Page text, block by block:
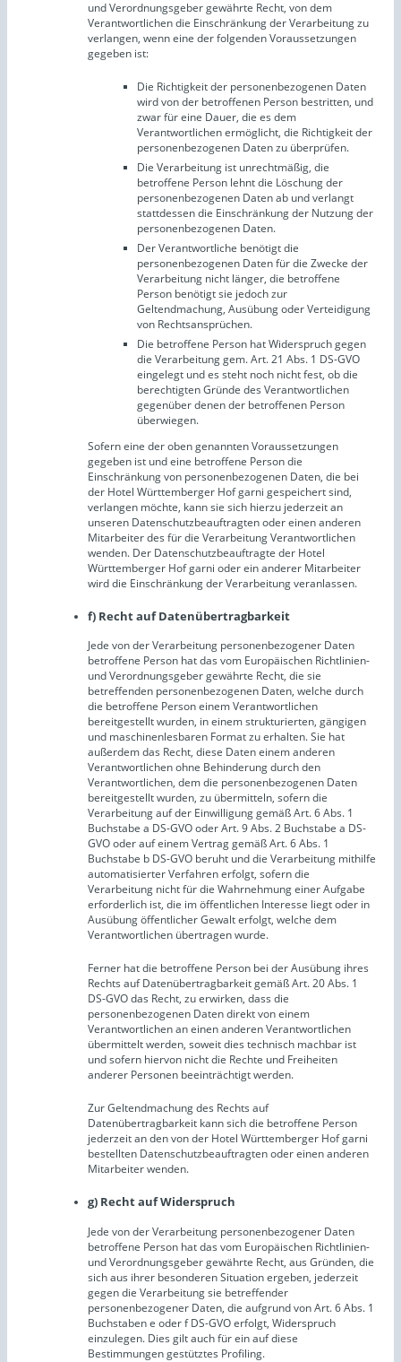
und Verordnungsgeber gewährte Recht, von dem
Verantwortlichen die Einschränkung der Verarbeitung zu
verlangen, wenn eine der folgenden Voraussetzungen
gegeben ist:
Die Richtigkeit der personenbezogenen Daten
wird von der betroffenen Person bestritten, und
zwar für eine Dauer, die es dem
Verantwortlichen ermöglicht, die Richtigkeit der
personenbezogenen Daten zu überprüfen.
Die Verarbeitung ist unrechtmäßig, die
betroffene Person lehnt die Löschung der
personenbezogenen Daten ab und verlangt
stattdessen die Einschränkung der Nutzung der
personenbezogenen Daten.
Der Verantwortliche benötigt die
personenbezogenen Daten für die Zwecke der
Verarbeitung nicht länger, die betroffene
Person benötigt sie jedoch zur
Geltendmachung, Ausübung oder Verteidigung
von Rechtsansprüchen.
Die betroffene Person hat Widerspruch gegen
die Verarbeitung gem. Art. 21 Abs. 1 DS-GVO
eingelegt und es steht noch nicht fest, ob die
berechtigten Gründe des Verantwortlichen
gegenüber denen der betroffenen Person
überwiegen.
Sofern eine der oben genannten Voraussetzungen
gegeben ist und eine betroffene Person die
Einschränkung von personenbezogenen Daten, die bei
der Hotel Württemberger Hof garni gespeichert sind,
verlangen möchte, kann sie sich hierzu jederzeit an
unseren Datenschutzbeauftragten oder einen anderen
Mitarbeiter des für die Verarbeitung Verantwortlichen
wenden. Der Datenschutzbeauftragte der Hotel
Württemberger Hof garni oder ein anderer Mitarbeiter
wird die Einschränkung der Verarbeitung veranlassen.
f) Recht auf Datenübertragbarkeit
Jede von der Verarbeitung personenbezogener Daten
betroffene Person hat das vom Europäischen Richtlinien-
und Verordnungsgeber gewährte Recht, die sie
betreffenden personenbezogenen Daten, welche durch
die betroffene Person einem Verantwortlichen
bereitgestellt wurden, in einem strukturierten, gängigen
und maschinenlesbaren Format zu erhalten. Sie hat
außerdem das Recht, diese Daten einem anderen
Verantwortlichen ohne Behinderung durch den
Verantwortlichen, dem die personenbezogenen Daten
bereitgestellt wurden, zu übermitteln, sofern die
Verarbeitung auf der Einwilligung gemäß Art. 6 Abs. 1
Buchstabe a DS-GVO oder Art. 9 Abs. 2 Buchstabe a DS-
GVO oder auf einem Vertrag gemäß Art. 6 Abs. 1
Buchstabe b DS-GVO beruht und die Verarbeitung mithilfe
automatisierter Verfahren erfolgt, sofern die
Verarbeitung nicht für die Wahrnehmung einer Aufgabe
erforderlich ist, die im öffentlichen Interesse liegt oder in
Ausübung öffentlicher Gewalt erfolgt, welche dem
Verantwortlichen übertragen wurde.
Ferner hat die betroffene Person bei der Ausübung ihres
Rechts auf Datenübertragbarkeit gemäß Art. 20 Abs. 1
DS-GVO das Recht, zu erwirken, dass die
personenbezogenen Daten direkt von einem
Verantwortlichen an einen anderen Verantwortlichen
übermittelt werden, soweit dies technisch machbar ist
und sofern hiervon nicht die Rechte und Freiheiten
anderer Personen beeinträchtigt werden.
Zur Geltendmachung des Rechts auf
Datenübertragbarkeit kann sich die betroffene Person
jederzeit an den von der Hotel Württemberger Hof garni
bestellten Datenschutzbeauftragten oder einen anderen
Mitarbeiter wenden.
g) Recht auf Widerspruch
Jede von der Verarbeitung personenbezogener Daten
betroffene Person hat das vom Europäischen Richtlinien-
und Verordnungsgeber gewährte Recht, aus Gründen, die
sich aus ihrer besonderen Situation ergeben, jederzeit
gegen die Verarbeitung sie betreffender
personenbezogener Daten, die aufgrund von Art. 6 Abs. 1
Buchstaben e oder f DS-GVO erfolgt, Widerspruch
einzulegen. Dies gilt auch für ein auf diese
Bestimmungen gestütztes Profiling.